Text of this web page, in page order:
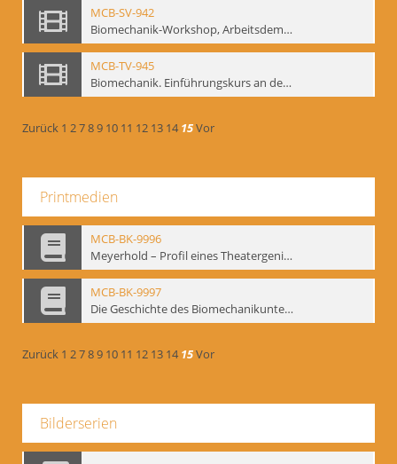
MCB-SV-942
Biomechanik-Workshop, Arbeitsdemonstration in der Staatsoper unter den Linden 2002
MCB-TV-945
Biomechanik. Einführungskurs an der HfS "Ernst Busch" 1995 (Vorarbeiten zu den Inszenierungen von T. Ostermeier u. Chr. v. Treskow). Teil 2
Zurück 1 2789 10 11 12 13 14 15Vor
Printmedien
MCB-BK-9996
Meyerhold – Profil eines Theatergenies. Vortrag. Arbeitsdemonstration - interne Signatur: BM-prt-203
MCB-BK-9997
Die Geschichte des Biomechanikunterrichts im Theater der Satire - interne Signatur: BM-prt-204
Zurück 1 2789 10 11 12 13 14 15Vor
Bilderserien